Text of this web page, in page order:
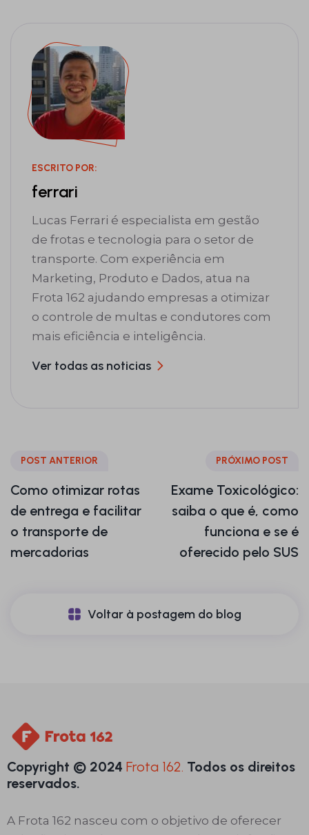
ESCRITO POR:
ferrari
Lucas Ferrari é especialista em gestão
de frotas e tecnologia para o setor de
transporte. Com experiência em
Marketing, Produto e Dados, atua na
Frota 162 ajudando empresas a otimizar
o controle de multas e condutores com
mais eficiência e inteligência.
Ver todas as noticias
POST ANTERIOR
Como otimizar rotas
de entrega e facilitar
o transporte de
mercadorias
PRÓXIMO POST
Exame Toxicológico:
saiba o que é, como
funciona e se é
oferecido pelo SUS
Voltar à postagem do blog
Copyright © 2024 Frota 162. Todos os direitos
reservados.
A Frota 162 nasceu com o objetivo de oferecer